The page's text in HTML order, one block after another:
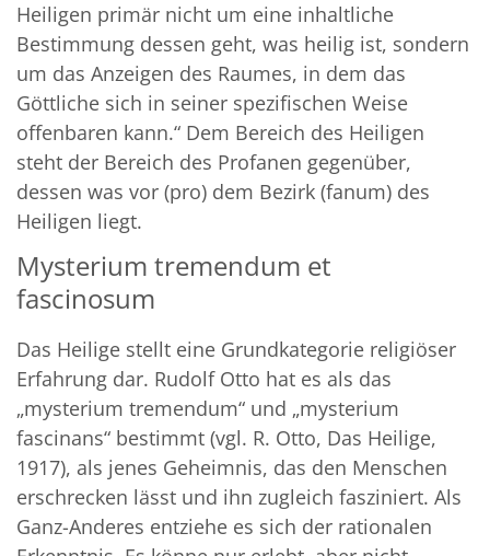
Heiligen primär nicht um eine inhaltliche
Bestimmung dessen geht, was heilig ist, sondern
um das Anzeigen des Raumes, in dem das
Göttliche sich in seiner spezifischen Weise
offenbaren kann.“ Dem Bereich des Heiligen
steht der Bereich des Profanen gegenüber,
dessen was vor (pro) dem Bezirk (fanum) des
Heiligen liegt.
Mysterium tremendum et
fascinosum
Das Heilige stellt eine Grundkategorie religiöser
Erfahrung dar. Rudolf Otto hat es als das
„mysterium tremendum“ und „mysterium
fascinans“ bestimmt (vgl. R. Otto, Das Heilige,
1917), als jenes Geheimnis, das den Menschen
erschrecken lässt und ihn zugleich fasziniert. Als
Ganz-Anderes entziehe es sich der rationalen